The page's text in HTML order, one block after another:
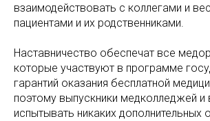
взаимодействовать с коллегами и
пациентами и их родственниками.
Наставничество обеспечат все
которые участвуют в программе
гарантий оказания бесплатной
поэтому выпускники медколледжей и
испытывать никаких дополнительных